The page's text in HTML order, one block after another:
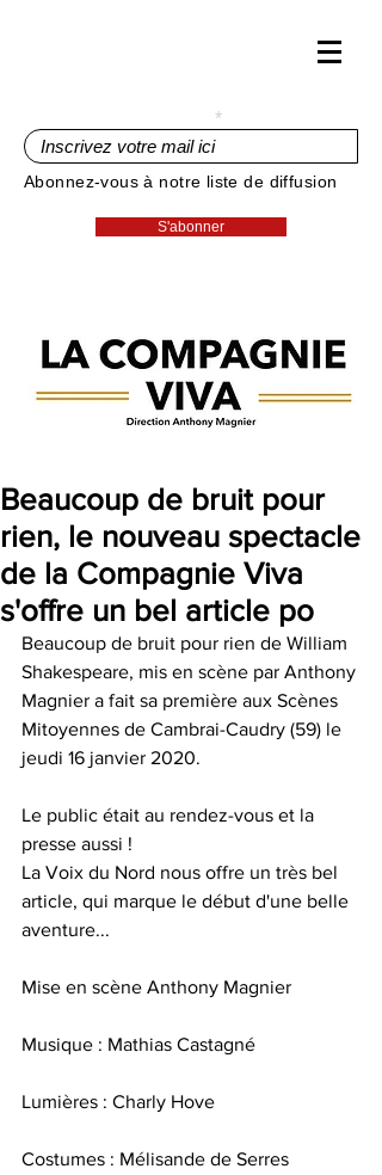
Abonnez-vous à notre liste de diffusion
S'abonner
Beaucoup de bruit pour
rien, le nouveau spectacle
de la Compagnie Viva
s'offre un bel article po
Beaucoup de bruit pour rien de William
Shakespeare, mis en scène par Anthony
Magnier a fait sa première aux Scènes
Mitoyennes de Cambrai-Caudry (59) le
jeudi 16 janvier 2020.
Le public était au rendez-vous et la
presse aussi !
La Voix du Nord nous offre un très bel
article, qui marque le début d'une belle
aventure...
Mise en scène Anthony Magnier
Musique : Mathias Castagné
Lumières : Charly Hove
Costumes : Mélisande de Serres